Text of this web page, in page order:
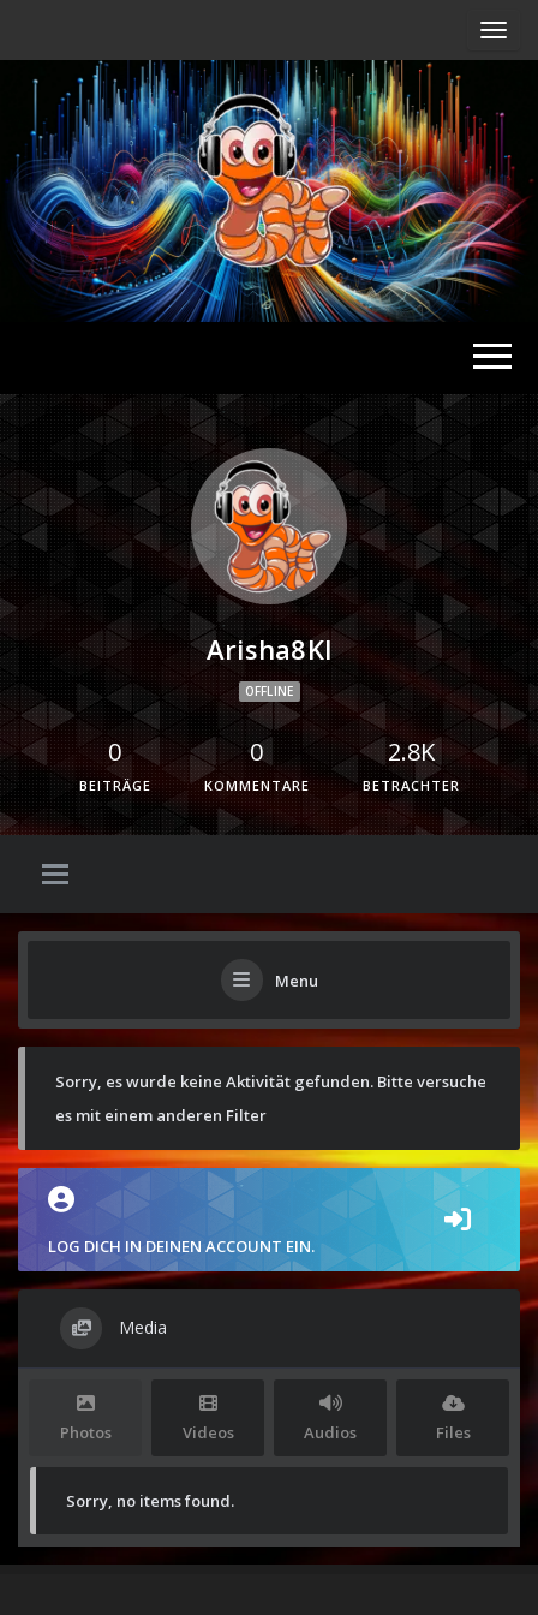
Radio
Arisha8Kl
OFFLINE
0
BEITRÄGE
0
KOMMENTARE
2.8K
BETRACHTER
Menu
Sorry, es wurde keine Aktivität gefunden. Bitte versuche
es mit einem anderen Filter
LOG DICH IN DEINEN ACCOUNT EIN.
Media
Photos Videos Audios Files
Sorry, no items found.